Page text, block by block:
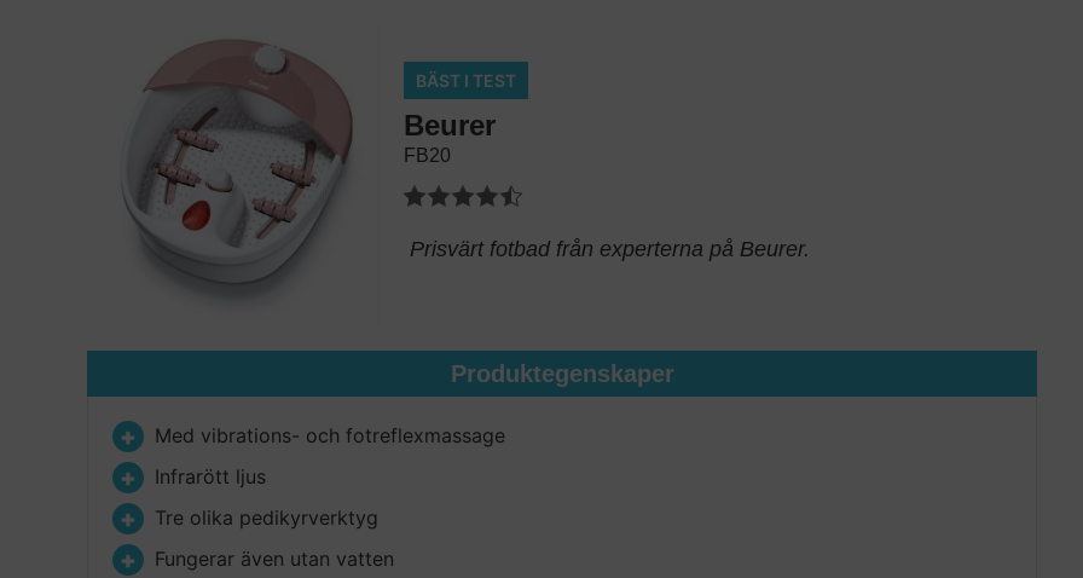
BÄST I TEST
Beurer
FB20
Prisvärt fotbad från experterna på Beurer.
Produktegenskaper
Med vibrations- och fotreflexmassage
Infrarött ljus
Tre olika pedikyrverktyg
Fungerar även utan vatten